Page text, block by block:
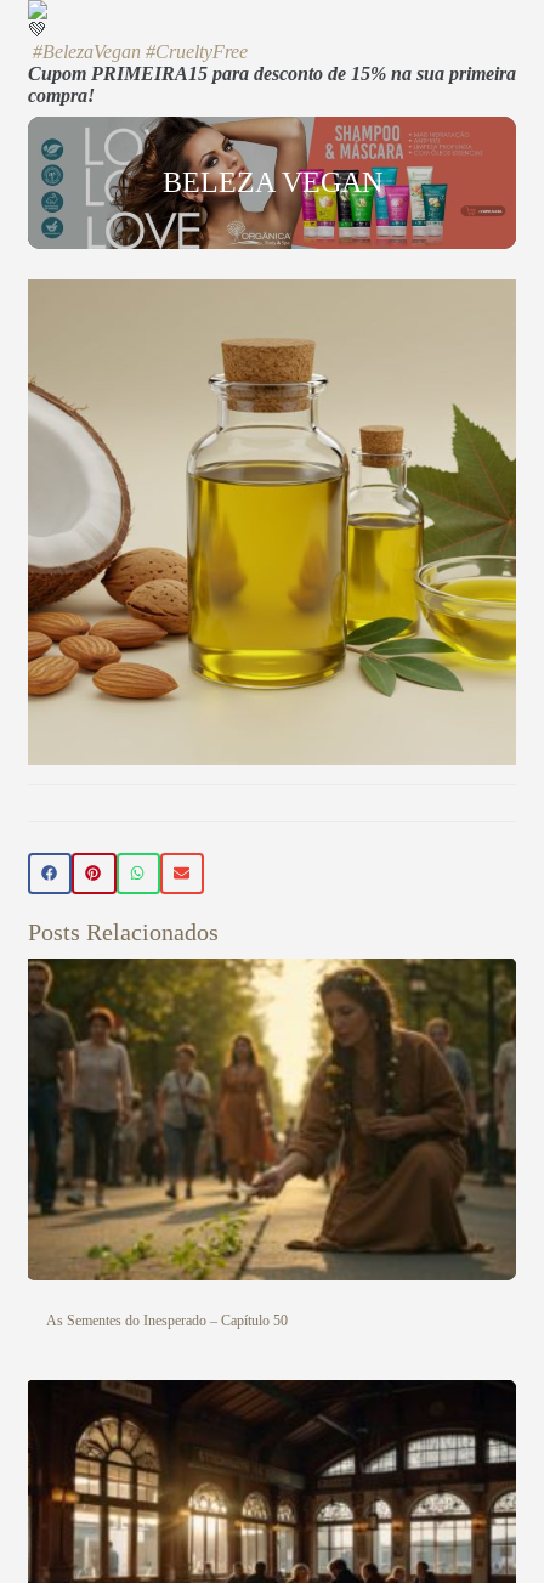
#BelezaVegan #CrueltyFree
Cupom PRIMEIRA15 para desconto de 15% na sua primeira
compra!
BELEZA VEGAN
🌿 Realce sua beleza de forma natural!
Conheça nossos produtos de beleza
veganos 💚 Use o cupom PRIMEIRA15 e
ganhe 15% OFF na sua primeira compra!
Aproveite! ✨
Veja aqui
Posts Relacionados
As Sementes do Inesperado – Capítulo 50